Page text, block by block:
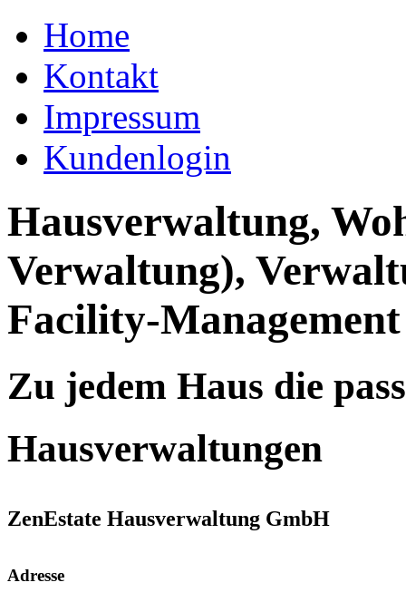
Home
Kontakt
Impressum
Kundenlogin
Hausverwaltung,
Verwaltung),
Facility-Management
Zu jedem Haus die
Hausverwaltungen
ZenEstate Hausverwaltung GmbH
Adresse